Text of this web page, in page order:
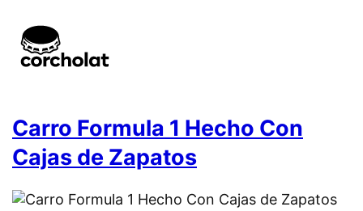
Carro Formula 1 Hecho Con
Cajas de Zapatos